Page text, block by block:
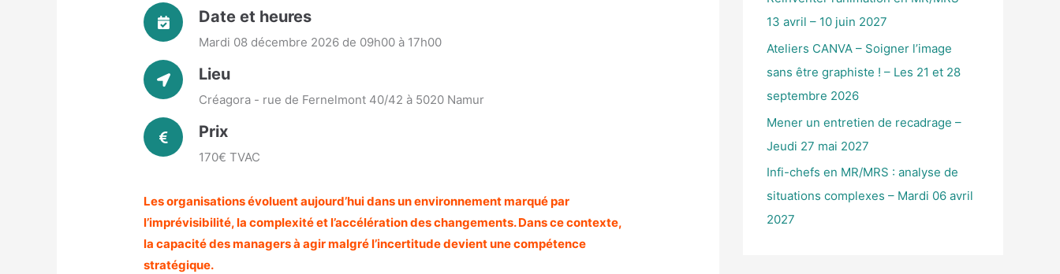
Date et heures
Mardi 08 décembre 2026 de 09h00 à 17h00
Lieu
Créagora - rue de Fernelmont 40/42 à 5020 Namur
Prix
170€ TVAC
Les organisations évoluent aujourd’hui dans un environnement marqué par
l’imprévisibilité, la complexité et l’accélération des changements. Dans ce contexte,
la capacité des managers à agir malgré l’incertitude devient une compétence
stratégique.
:
13 avril – 10 juin 2027
Ateliers CANVA – Soigner l’image
sans être graphiste ! – Les 21 et 28
septembre 2026
Mener un entretien de recadrage –
Jeudi 27 mai 2027
Infi-chefs en MR/MRS : analyse de
situations complexes – Mardi 06 avril
2027